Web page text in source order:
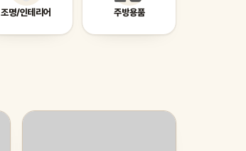
조명/인테리어 주방용품